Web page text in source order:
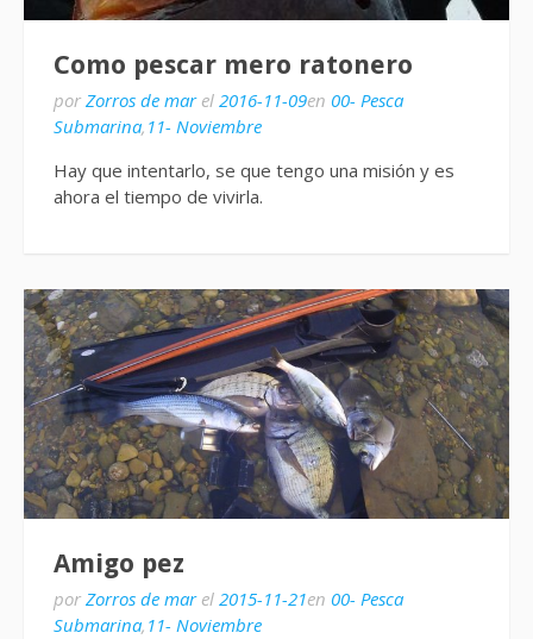
Como pescar mero ratonero
por Zorros de marel 2016-11-09en 00- Pesca
Submarina, 11- Noviembre
Hay que intentarlo, se que tengo una misión y es
ahora el tiempo de vivirla.
Amigo pez
por Zorros de marel 2015-11-21en 00- Pesca
Submarina, 11- Noviembre